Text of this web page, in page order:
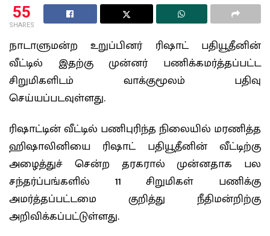
55
SHARES
நாடாளுமன்ற உறுப்பினர் ரிஷாட் பதியூதீனின்
வீட்டில் இதற்கு முன்னர் பணிக்கமர்த்தப்பட்ட
சிறுமிகளிடம் வாக்குமூலம் பதிவு
செய்யப்படவுள்ளது.
ரிஷாட்டின் வீட்டில் பணிபுரிந்த நிலையில் மரணித்த
ஹிஷாலினியை ரிஷாட் பதியூதீனின் வீட்டிற்கு
அழைத்துச் சென்ற தரகரால் முன்னதாக பல
சந்தர்ப்பங்களில் 11 சிறுமிகள் பணிக்கு
அமர்த்தப்பட்டமை குறித்து நீதிமன்றிற்கு
அறிவிக்கப்பட்டுள்ளது.